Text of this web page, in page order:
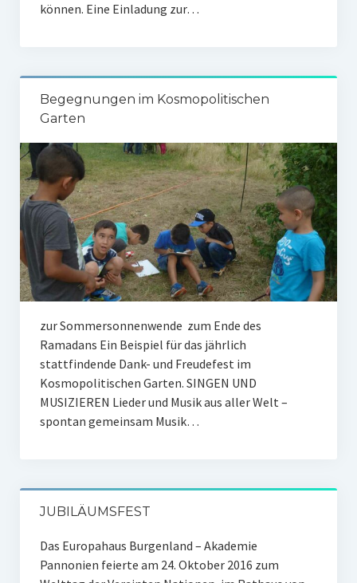
Film-Streaming
Wald der Friedenskosmopolit:innen
Akademie Pannonien
Über uns
Mitglied werden
Partner
Kontakt / Team
Anmeldung
Archiv
können. Eine Einladung zur…
Begegnungen im Kosmopolitischen
Garten
zur Sommersonnenwende zum Ende des
Ramadans Ein Beispiel für das jährlich
stattfindende Dank- und Freudefest im
Kosmopolitischen Garten. SINGEN UND
MUSIZIEREN Lieder und Musik aus aller Welt –
spontan gemeinsam Musik…
JUBILÄUMSFEST
Das Europahaus Burgenland – Akademie
Pannonien feierte am 24. Oktober 2016 zum